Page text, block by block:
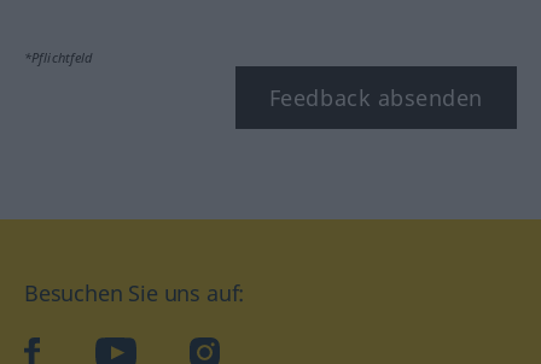
*Pflichtfeld
Feedback absenden
Besuchen Sie uns auf:
facebookYouTube Instagram